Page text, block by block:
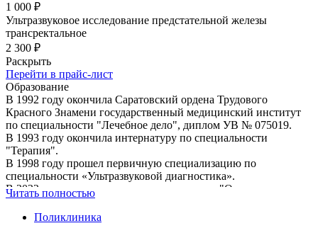
1 000 ₽
Ультразвуковое исследование предстательной железы
трансректальное
2 300 ₽
Раскрыть
Перейти в прайс-лист
Образование
В 1992 году окончила Саратовский ордена Трудового
Красного Знамени государственный медицинский институт
по специальности "Лечебное дело", диплом УВ № 075019.
В 1993 году окончила интернатуру по специальности
"Терапия".
В 1998 году прошел первичную специализацию по
специальности «Ультразвуковой диагностика».
В 2022 году награждена нагрудным знаком "Отличник
здравоохранения".
Имеет высшую квалификационную категорию по
Читать полностью
Поликлиника